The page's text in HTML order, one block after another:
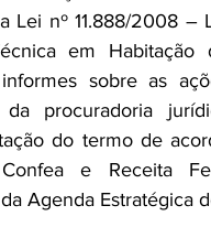
Lei nº 11.888/2008 –
em Habitação
sobre as
procuradoria
do termo de
e Receita
Agenda Estratégica